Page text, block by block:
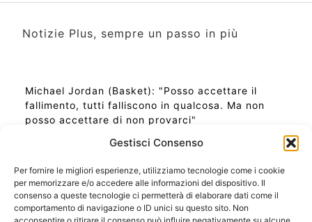
Gestisci Consenso
Per fornire le migliori esperienze, utilizziamo tecnologie come i cookie
per memorizzare e/o accedere alle informazioni del dispositivo. Il
consenso a queste tecnologie ci permetterà di elaborare dati come il
comportamento di navigazione o ID unici su questo sito. Non
Notizie Plus, sempre un passo in più
Michael Jordan (Basket): "Posso accettare il
fallimento, tutti falliscono in qualcosa. Ma non
posso accettare di non provarci"
Ora Esatta in Italia in questo momento
Ti Senti Strano Ultimamente? Potrebbe Essere per
la Risonanza di Schumann